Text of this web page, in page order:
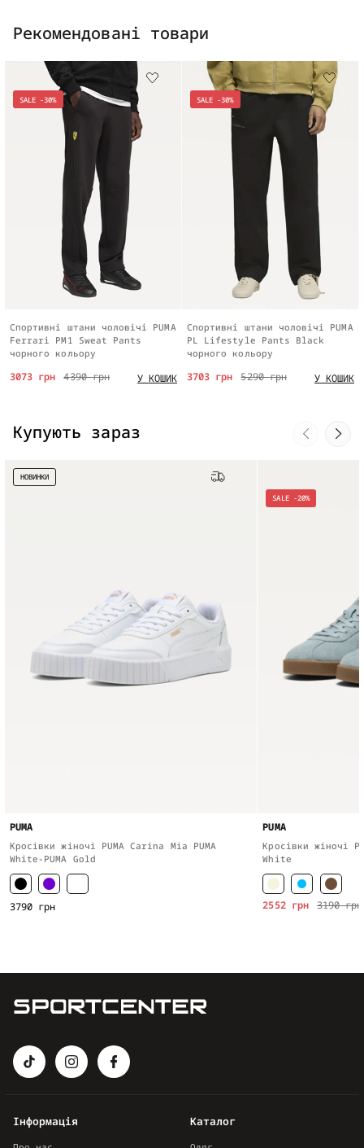
Рекомендовані товари
SALE -30%
Спортивні штани чоловічі PUMA
Ferrari PM1 Sweat Pants
чорного кольору
4390 грн
3073 грн У КОШИК
SALE -30%
Спортивні штани чоловічі PUMA
PL Lifestyle Pants Black
чорного кольору
5290 грн
3703 грн У КОШИК
Купують зараз
НОВИНКИ
PUMA
Кросівки жіночі PUMA Carina Mia PUMA
White-PUMA Gold
3790 грн
SALE -20%
PUMA
Кросівки жіночі
White
3190 грн
2552 грн
Каталог
Інформація